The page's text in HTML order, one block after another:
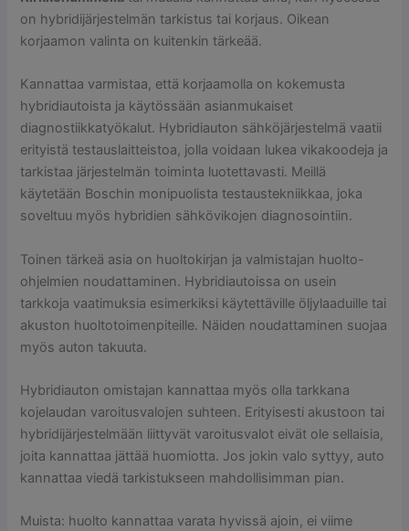
on hybridijärjestelmän tarkistus tai korjaus. Oikean
korjaamon valinta on kuitenkin tärkeää.
Kannattaa varmistaa, että korjaamolla on kokemusta
hybridiautoista ja käytössään asianmukaiset
diagnostiikkatyökalut. Hybridiauton sähköjärjestelmä vaatii
erityistä testauslaitteistoa, jolla voidaan lukea vikakoodeja ja
tarkistaa järjestelmän toiminta luotettavasti. Meillä
käytetään Boschin monipuolista testaustekniikkaa, joka
soveltuu myös hybridien sähkövikojen diagnosointiin.
Toinen tärkeä asia on huoltokirjan ja valmistajan huolto-
ohjelmien noudattaminen. Hybridiautoissa on usein
tarkkoja vaatimuksia esimerkiksi käytettäville öljylaaduille tai
akuston huoltotoimenpiteille. Näiden noudattaminen suojaa
myös auton takuuta.
Hybridiauton omistajan kannattaa myös olla tarkkana
kojelaudan varoitusvalojen suhteen. Erityisesti akustoon tai
hybridijärjestelmään liittyvät varoitusvalot eivät ole sellaisia,
joita kannattaa jättää huomiotta. Jos jokin valo syttyy, auto
kannattaa viedä tarkistukseen mahdollisimman pian.
Muista: huolto kannattaa varata hyvissä ajoin, ei viime